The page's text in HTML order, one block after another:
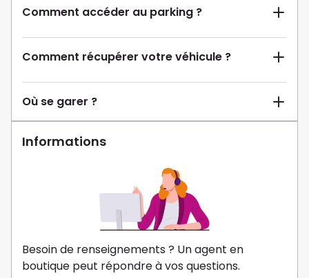
Comment accéder au parking ?
Comment récupérer votre véhicule ?
Où se garer ?
Informations
Besoin de renseignements ? Un agent en
boutique peut répondre à vos questions.